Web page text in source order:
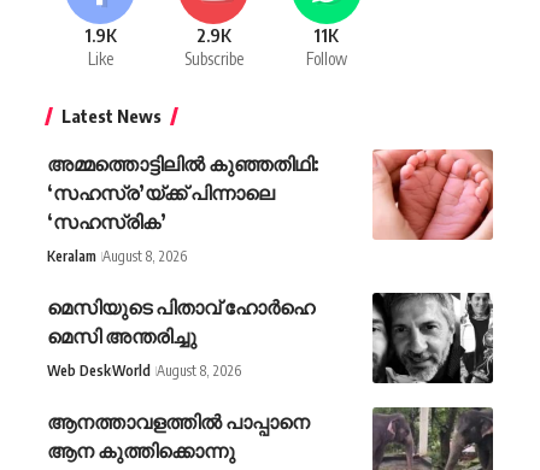
1.9K
Like
2.9K
Subscribe
11K
Follow
Latest News
അമ്മത്തൊട്ടിലിൽ കുഞ്ഞതിഥി:
‘സഹസ്ര’യ്ക്ക് പിന്നാലെ
‘സഹസ്രിക’
Keralam August 8, 2026
മെസിയുടെ പിതാവ് ഹോർഹെ
മെസി അന്തരിച്ചു
Web DeskWorld August 8, 2026
ആനത്താവളത്തില്‍ പാപ്പാനെ
ആന കുത്തിക്കൊന്നു